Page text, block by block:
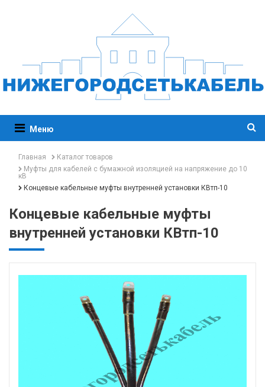
Меню
Главная
Каталог товаров
Муфты для кабелей с бумажной изоляцией на напряжение до 10
кВ
Концевые кабельные муфты внутренней установки КВтп-10
Концевые кабельные муфты
внутренней установки КВтп-10